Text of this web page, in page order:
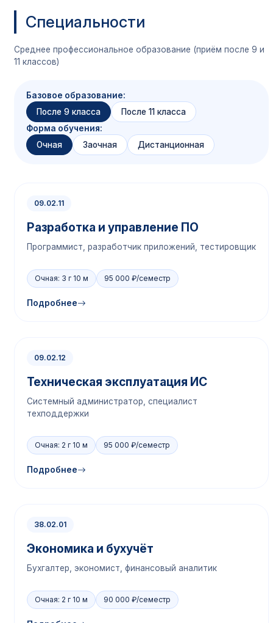
Специальности
Среднее профессиональное образование (приём после 9 и
11 классов)
Базовое образование:
После 9 класса
После 11 класса
Форма обучения:
Очная
Заочная Дистанционная
09.02.11
Разработка и управление ПО
Программист, разработчик приложений, тестировщик
Очная: 3 г 10 м 95 000 ₽/семестр
Подробнее
09.02.12
Техническая эксплуатация ИС
Системный администратор, специалист
техподдержки
Очная: 2 г 10 м 95 000 ₽/семестр
Подробнее
38.02.01
Экономика и бухучёт
Бухгалтер, экономист, финансовый аналитик
Очная: 2 г 10 м 90 000 ₽/семестр